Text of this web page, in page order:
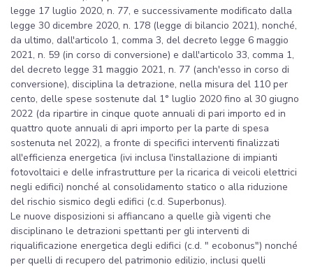
legge 17 luglio 2020, n. 77, e successivamente modificato dalla
legge 30 dicembre 2020, n. 178 (legge di bilancio 2021), nonché,
da ultimo, dall'articolo 1, comma 3, del decreto legge 6 maggio
2021, n. 59 (in corso di conversione) e dall'articolo 33, comma 1,
del decreto legge 31 maggio 2021, n. 77 (anch'esso in corso di
conversione), disciplina la detrazione, nella misura del 110 per
cento, delle spese sostenute dal 1° luglio 2020 fino al 30 giugno
2022 (da ripartire in cinque quote annuali di pari importo ed in
quattro quote annuali di apri importo per la parte di spesa
sostenuta nel 2022), a fronte di specifici interventi finalizzati
all'efficienza energetica (ivi inclusa l'installazione di impianti
fotovoltaici e delle infrastrutture per la ricarica di veicoli elettrici
negli edifici) nonché al consolidamento statico o alla riduzione
del rischio sismico degli edifici (c.d. Superbonus).
Le nuove disposizioni si affiancano a quelle già vigenti che
disciplinano le detrazioni spettanti per gli interventi di
riqualificazione energetica degli edifici (c.d. " ecobonus") nonché
per quelli di recupero del patrimonio edilizio, inclusi quelli